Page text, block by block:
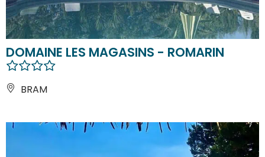
DOMAINE LES MAGASINS - ROMARIN
BRAM